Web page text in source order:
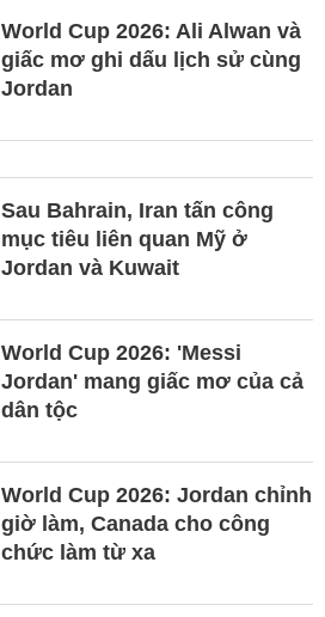
World Cup 2026: Ali Alwan và
giấc mơ ghi dấu lịch sử cùng
Jordan
Sau Bahrain, Iran tấn công
mục tiêu liên quan Mỹ ở
Jordan và Kuwait
World Cup 2026: 'Messi
Jordan' mang giấc mơ của cả
dân tộc
World Cup 2026: Jordan chỉnh
giờ làm, Canada cho công
chức làm từ xa